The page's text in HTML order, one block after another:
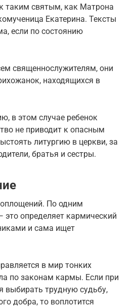
таким святым, как Матрона
Екатерина. Тексты
если по состоянию
священнослужителям, они
находящихся в
в этом случае ребенок
не приводит к опасным
литургию в церкви, за
братья и сестры.
По одним
это определяет кармический
и сама ищет
в мир тонких
по законам кармы. Если при
выбирать трудную судьбу,
добра, то воплотится